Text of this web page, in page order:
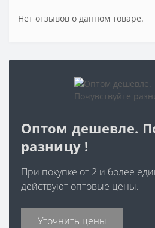
Нет отзывов о данном товаре.
Оптом дешевле.
разницу !
При покупке от 2 и более
действуют оптовые цены.
Уточнить цены